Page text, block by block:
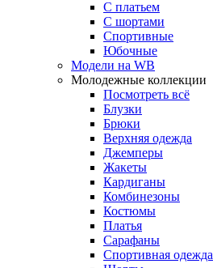
С платьем
С шортами
Спортивные
Юбочные
Модели на WB
Молодежные коллекции
Посмотреть всё
Блузки
Брюки
Верхняя одежда
Джемперы
Жакеты
Кардиганы
Комбинезоны
Костюмы
Платья
Сарафаны
Спортивная одежда